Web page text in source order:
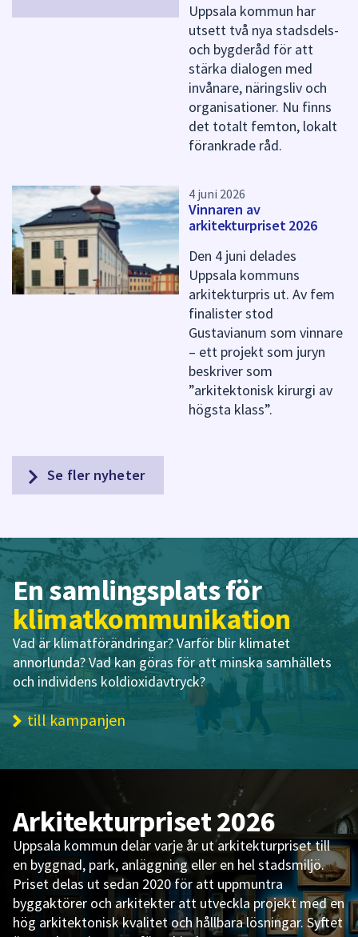
Uppsala kommun har
utsett två nya stadsdels-
och bygderåd för att
stärka dialogen med
invånare, näringsliv och
organisationer. Nu finns
det totalt femton, lokalt
förankrade råd.
4 juni 2026
Vinnaren av
arkitekturpriset 2026
Den 4 juni delades
Uppsala kommuns
arkitekturpris ut. Av fem
finalister stod
Gustavianum som vinnare
– ett projekt som juryn
beskriver som
”arkitektonisk kirurgi av
högsta klass”.
Se fler nyheter
En samlingsplats för
klimatkommunikation
Vad är klimatförändringar? Varför blir klimatet
annorlunda? Vad kan göras för att minska samhällets
och individens koldioxidavtryck?
till kampanjen
Arkitekturpriset 2026
Uppsala kommun delar varje år ut arkitekturpriset till
en byggnad, park, anläggning eller en hel stadsmiljö.
Priset delas ut sedan 2020 för att uppmuntra
byggaktörer och arkitekter att utveckla projekt med en
hög arkitektonisk kvalitet och hållbara lösningar. Syftet